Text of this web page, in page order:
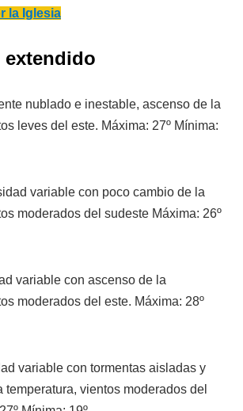
la Iglesia
nublado e inestable, ascenso de la
leves del este. Máxima: 27º Mínima:
variable con poco cambio de la
moderados del sudeste Máxima: 26º
variable con ascenso de la
moderados del este. Máxima: 28º
variable con tormentas aisladas y
temperatura, vientos moderados del